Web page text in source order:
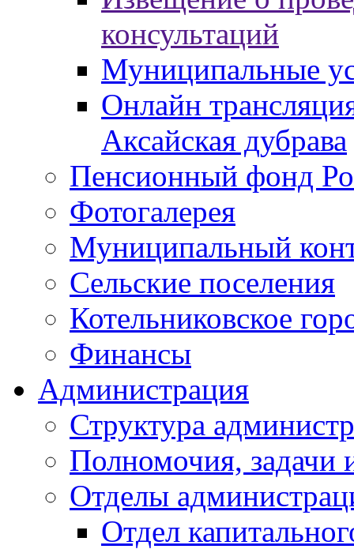
консультаций
Муниципальные
Онлайн
Аксайская дубрава
Пенсионный фонд
Фотогалерея
Муниципальный
Сельские поселения
Котельниковское
Финансы
Администрация
Структура
Полномочия, задачи
Отделы
Отдел